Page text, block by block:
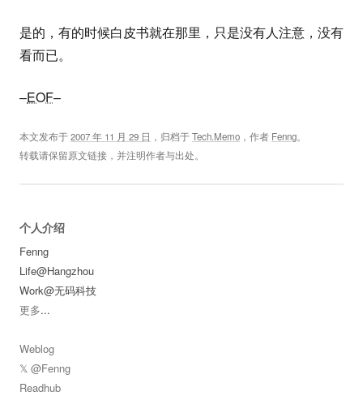
是的，有的时候白皮书就在那里，只是没有人注意，没有
看而已。
–EOF–
本文发布于2007 年 11 月 29 日 ，归档于Tech.Memo ，作者 Fenng。
转载请保留原文链接，并注明作者与出处。
个人介绍
Fenng
Life@Hangzhou
Work@无码科技
更多...
Weblog
𝕏 @Fenng
Readhub